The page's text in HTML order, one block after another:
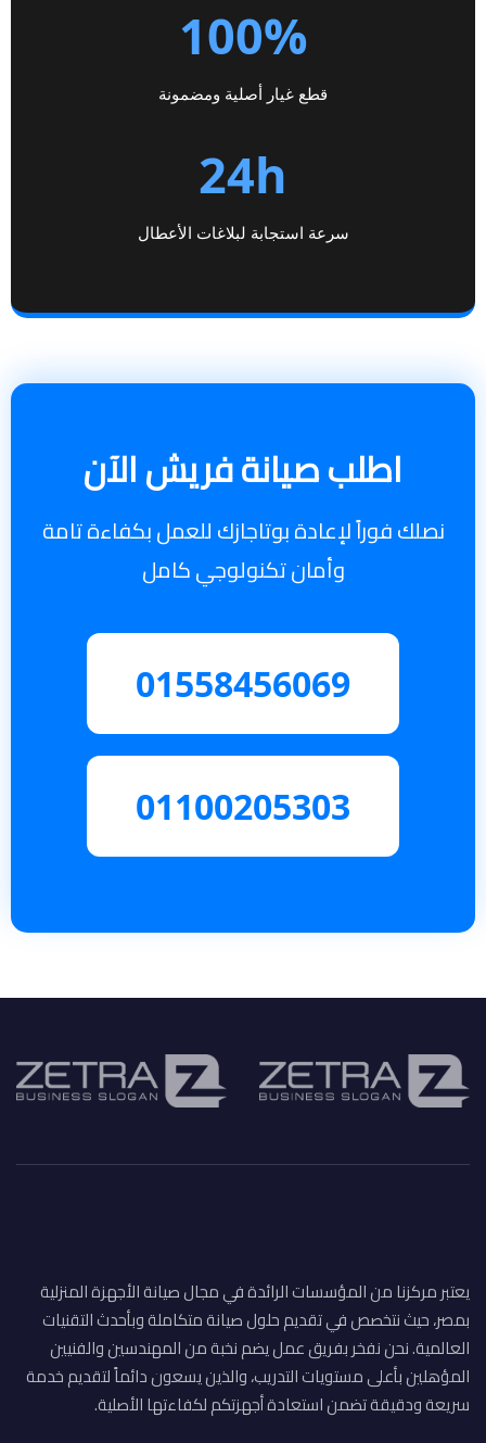
100%
قطع غيار أصلية ومضمونة
24h
سرعة استجابة لبلاغات الأعطال
اطلب صيانة فريش الآن
نصلك فوراً لإعادة بوتاجازك للعمل بكفاءة تامة
وأمان تكنولوجي كامل
01558456069
01100205303
يعتبر مركزنا من المؤسسات الرائدة في مجال صيانة الأجهزة المنزلية
بمصر، حيث نتخصص في تقديم حلول صيانة متكاملة وبأحدث التقنيات
العالمية. نحن نفخر بفريق عمل يضم نخبة من المهندسين والفنيين
المؤهلين بأعلى مستويات التدريب، والذين يسعون دائماً لتقديم خدمة
سريعة ودقيقة تضمن استعادة أجهزتكم لكفاءتها الأصلية.